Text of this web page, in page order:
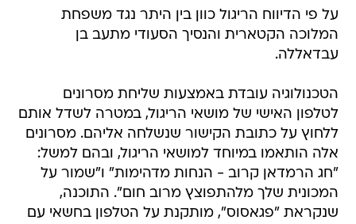
על פי הדיווח הריגול כוון בין היתר נגד משפחת
המלוכה הקטארית והנסיך הסעודי מתעב בן
עבדאללה.
הטכנולוגיה עובדת באמצעות שליחת מסרונים
לטלפון האישי של מושאי הריגול, במטרה לשדל אותם
ללחוץ על כתובת הקישור שנשלחה אליהם. מסרונים
אלה הותאמו במיוחד למושאי הריגול, ובהם למשל:
"חג הרמדאן קרוב - הנחות מדהימות" ו"שמור על
המכונית שלך מלהתפוצץ מרוב חום". התוכנה,
שנקראת "פגאסוס", מותקנת על הטלפון בחשאי עם